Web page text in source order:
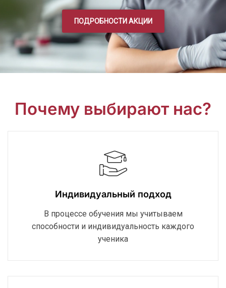
ПОДРОБНОСТИ АКЦИИ
Почему выбирают нас?
Индивидуальный подход
В процессе обучения мы учитываем
способности и индивидуальность каждого
ученика